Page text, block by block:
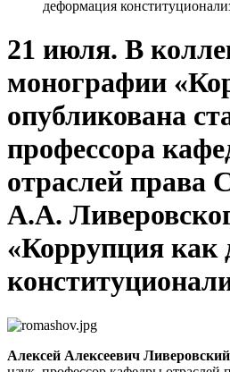
деформация
21 июля. В
монографии
опубликована
профессора
отраслей
А.А.
«Коррупция как
Алексей Алексеевич Ливеровский